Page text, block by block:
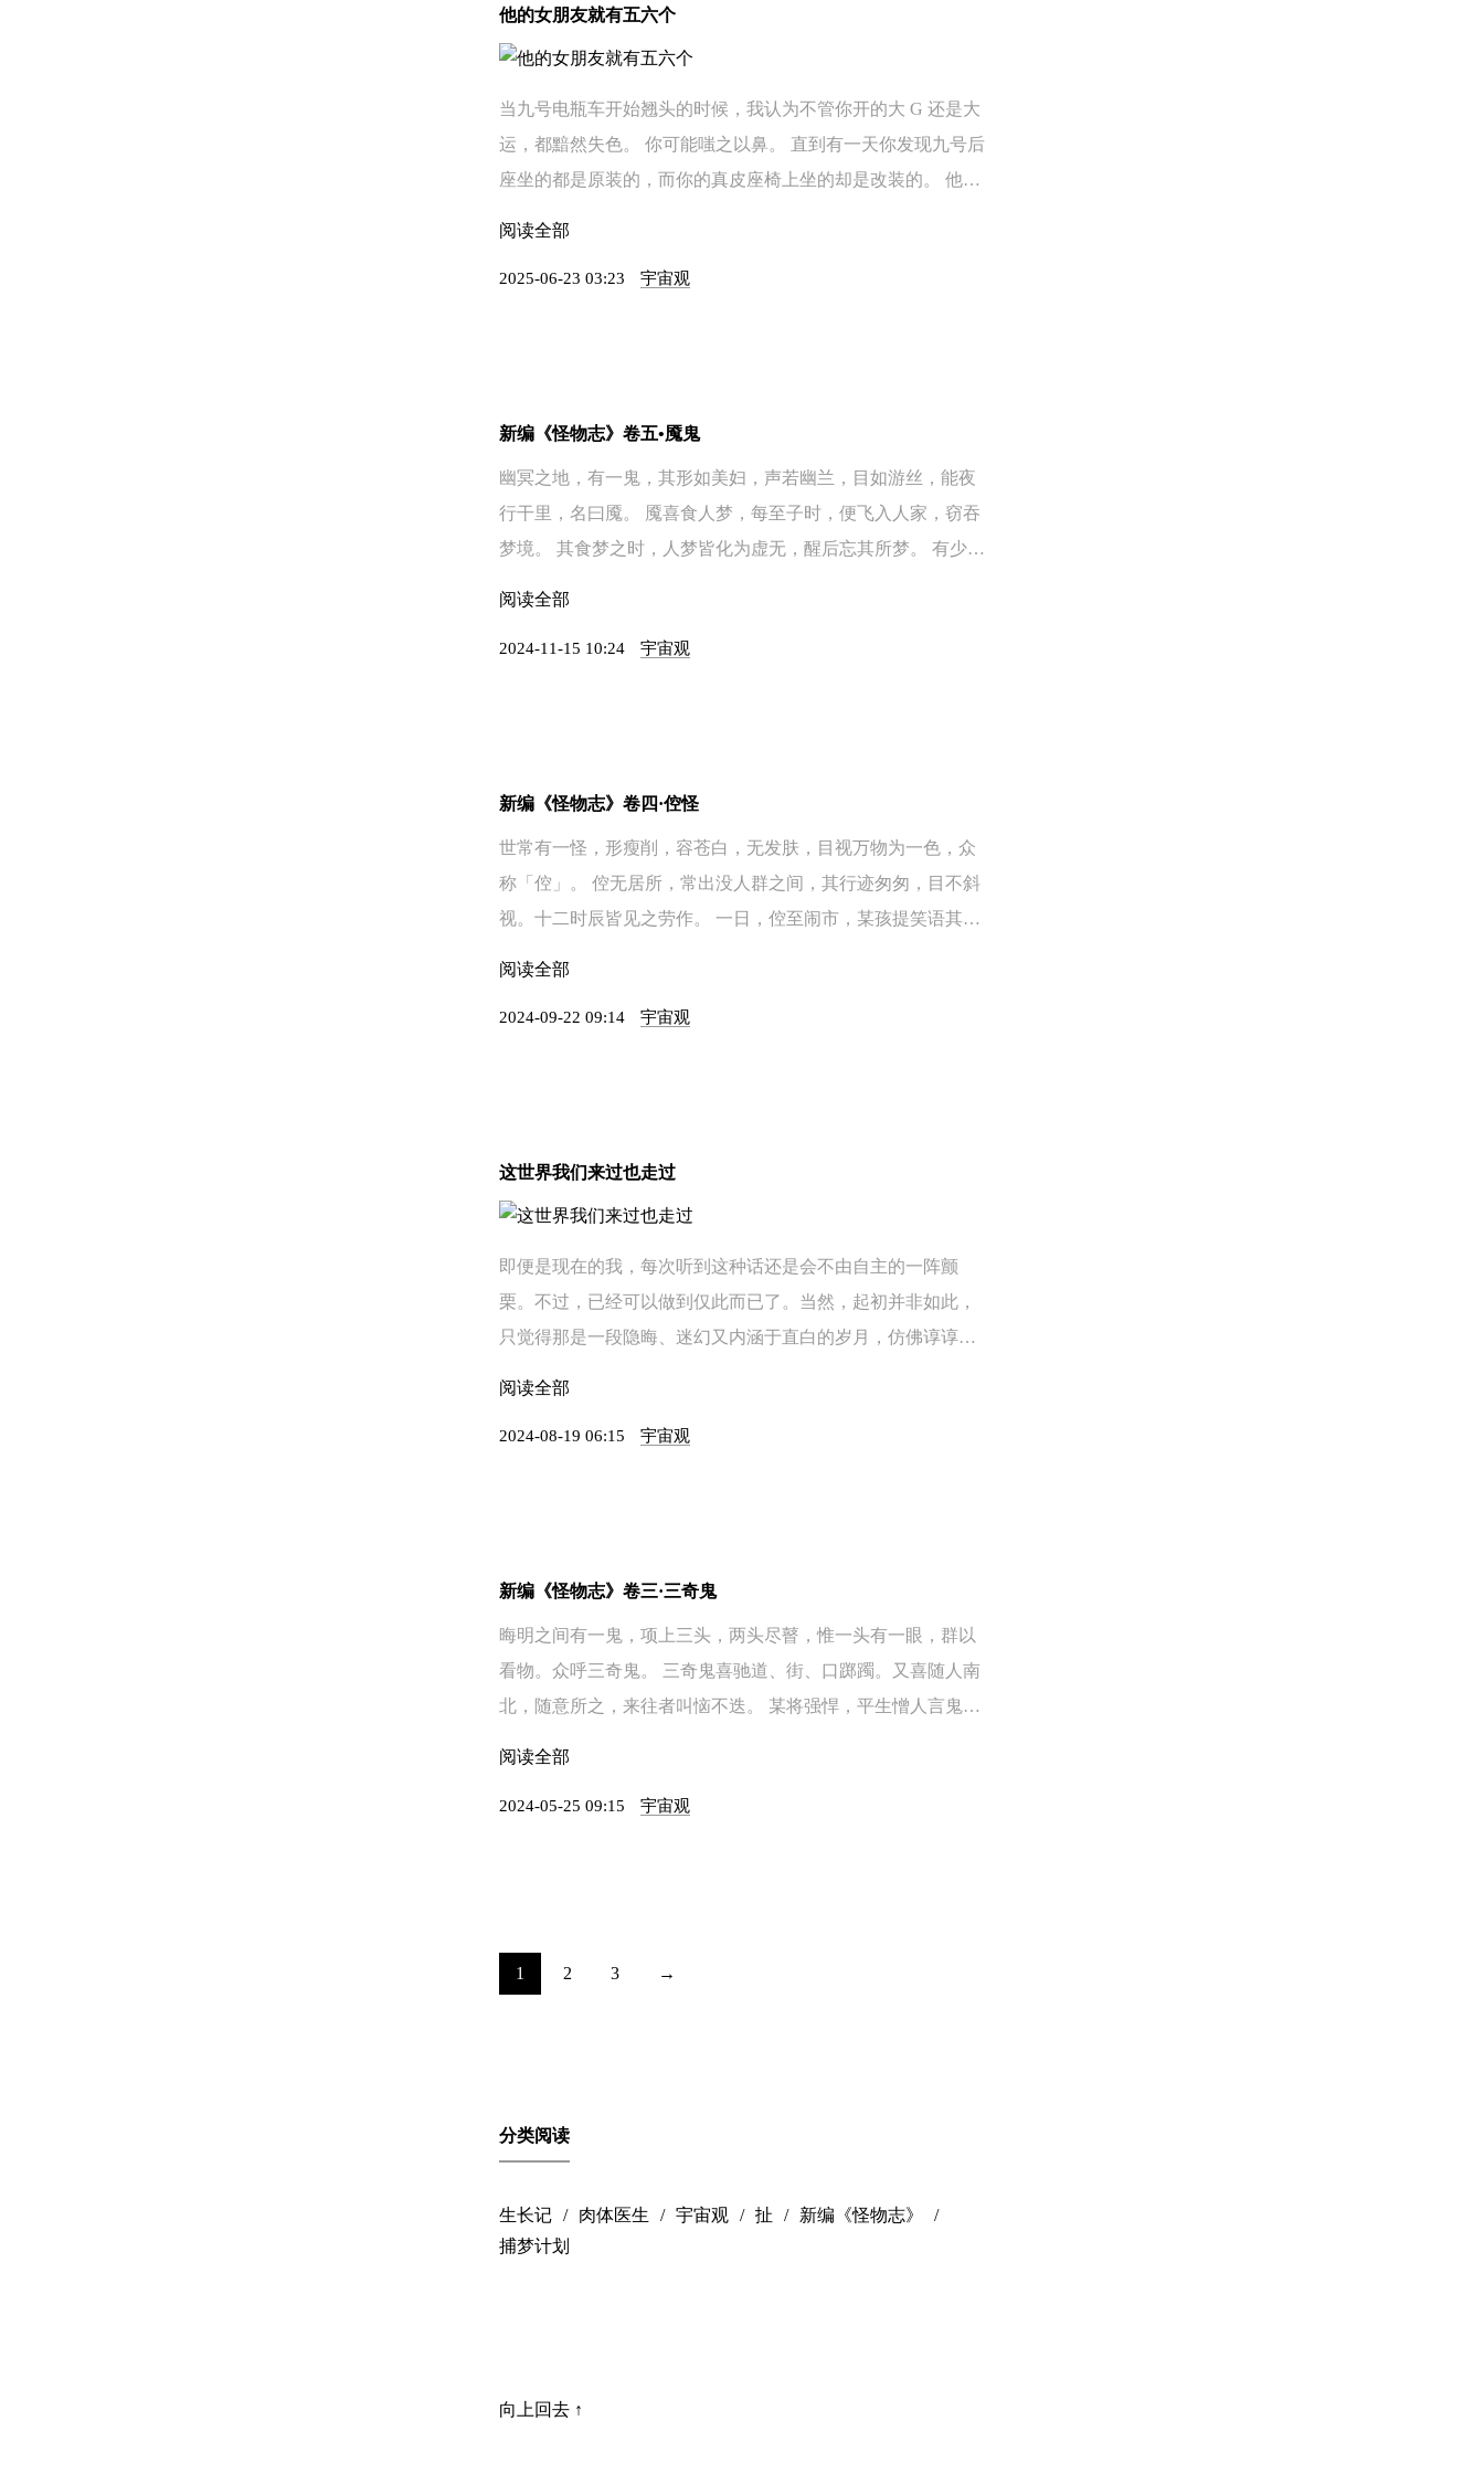
他的女朋友就有五六个
当九号电瓶车开始翘头的时候，我认为不管你开的大 G 还是大
运，都黯然失色。 你可能嗤之以鼻。 直到有一天你发现九号后
座坐的都是原装的，而你的真皮座椅上坐的却是改装的。 他一
阅读全部
2025-06-23 03:23 宇宙观
新编《怪物志》卷五•魇鬼
幽冥之地，有一鬼，其形如美妇，声若幽兰，目如游丝，能夜
行干里，名曰魇。 魇喜食人梦，每至子时，便飞入人家，窃吞
梦境。 其食梦之时，人梦皆化为虚无，醒后忘其所梦。 有少年
阅读全部
2024-11-15 10:24 宇宙观
新编《怪物志》卷四·倥怪
世常有一怪，形瘦削，容苍白，无发肤，目视万物为一色，众
称「倥」。 倥无居所，常出没人群之间，其行迹匆匆，目不斜
视。十二时辰皆见之劳作。 一日，倥至闹市，某孩提笑语其怪
阅读全部
2024-09-22 09:14 宇宙观
这世界我们来过也走过
即便是现在的我，每次听到这种话还是会不由自主的一阵颤
栗。不过，已经可以做到仅此而已了。当然，起初并非如此，
只觉得那是一段隐晦、迷幻又内涵于直白的岁月，仿佛谆谆教
阅读全部
2024-08-19 06:15 宇宙观
新编《怪物志》卷三·三奇鬼
晦明之间有一鬼，项上三头，两头尽瞽，惟一头有一眼，群以
看物。众呼三奇鬼。 三奇鬼喜驰道、街、口踯躅。又喜随人南
北，随意所之，来往者叫恼不迭。 某将强悍，平生憎人言鬼神
阅读全部
2024-05-25 09:15 宇宙观
1 2 3 →
分类阅读
生长记 肉体医生 宇宙观 扯
新编《怪物志》
捕梦计划
向上回去 ↑